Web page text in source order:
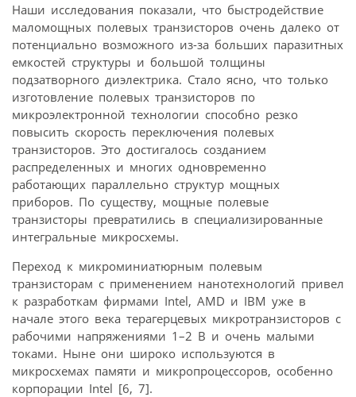
Наши исследования показали, что быстродействие
маломощных полевых транзисторов очень далеко от
потенциально возможного из-за больших паразитных
емкостей структуры и большой толщины
подзатворного диэлектрика. Стало ясно, что только
изготовление полевых транзисторов по
микроэлектронной технологии способно резко
повысить скорость переключения полевых
транзисторов. Это достигалось созданием
распределенных и многих одновременно
работающих параллельно структур мощных
приборов. По существу, мощные полевые
транзисторы превратились в специализированные
интегральные микросхемы.
Переход к микроминиатюрным полевым
транзисторам с применением нанотехнологий привел
к разработкам фирмами Intel, AMD и IBM уже в
начале этого века терагерцевых микротранзисторов с
рабочими напряжениями 1–2 В и очень малыми
токами. Ныне они широко используются в
микросхемах памяти и микропроцессоров, особенно
корпорации Intel [6, 7].